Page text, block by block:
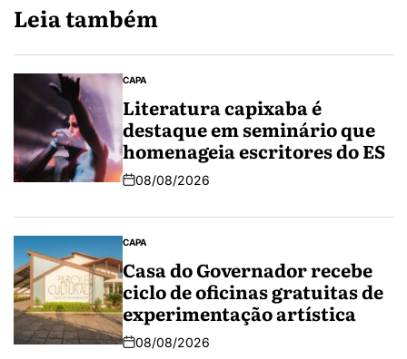
Leia também
CAPA
Literatura capixaba é
destaque em seminário que
homenageia escritores do ES
08/08/2026
CAPA
Casa do Governador recebe
ciclo de oficinas gratuitas de
experimentação artística
08/08/2026